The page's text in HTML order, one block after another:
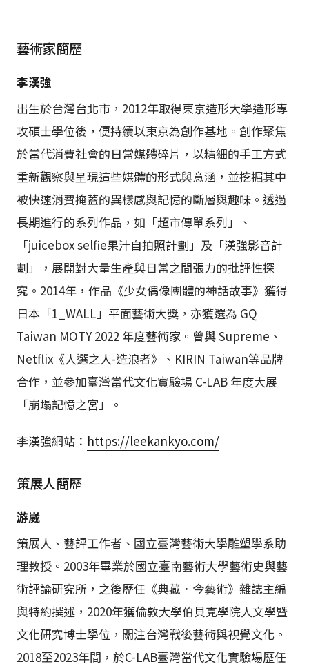
藝術家簡歷
李漢強
出生於台灣台北市，2012年取得東京造形大學造形專
攻碩士學位後，便持續以東京為創作基地。創作聚焦
於當代消費社會的日常媒體碎片，以精細的手工方式
重新觀察與呈現這些媒體的形式與意涵，並挖掘其中
被快速消費掩蓋的異樣感與記憶的斷層與趣味。透過
長期進行的系列作品，如「超市傳單系列」、
「juicebox selfie果汁自拍照計劃」及「漢強影音計
劃」，展開對大量生產與日常之間張力的批評性探
究。2014年，作品《少女偶像團體的神話故事》獲得
日本「1_WALL」平面藝術大獎，亦獲選為 GQ
Taiwan MOTY 2022 年度藝術家。曾與 Supreme、
Netflix《人選之人-造浪者》、KIRIN Taiwan等品牌
合作，並參加臺灣當代文化實驗場 C-LAB 年度大展
「崩塌記憶之宮」。
李漢強網站： https://leekankyo.com/
策展人簡歷
游崴
策展人、藝評工作者、國立臺灣藝術大學雕塑學系助
理教授。2003年畢業於國立臺南藝術大學藝術史與藝
術評論研究所，之後歷任《典藏．今藝術》雜誌主編
與特約撰述，2020年獲倫敦大學伯貝克學院人文學暨
文化研究博士學位，關注台灣戰後藝術與視覺文化。
2018至2023年間，於C-LAB臺灣當代文化實驗場歷任